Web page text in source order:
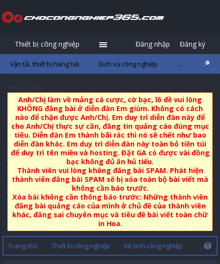
Anh/Chị làm về mảng cá cược, cờ bạc, lô đề vui lòng
KHÔNG đăng bài ở diễn đàn Em giùm. Không có cách
nào để chặn được Anh/Chị. Em duy trì diễn đàn này để
cho Anh/Chị thực sự cần, đăng tin quảng cáo đúng mục
tiêu. Diễn đàn Em thành bãi rác thì nó sẽ chết như bao
diễn đàn khác. Em duy trì diễn đàn này toàn bỏ tiền túi
để duy trì tên miền và hosting. Đặt GA có được vài đồng
bạc không đủ ăn hủ tiếu.
Thành viên vui lòng không đăng bài SPAM. Phát hiện
thành viên đăng bài SPAM sẽ bị xóa toàn bộ bài viết mà
không cần báo trước.
Xóa bài không cần thông báo trước: Những thành viên
đăng bài quảng cáo của mình ở chủ đề của thành viên
khác, đăng sai chuyên mục và tiêu đề bài viết toàn chữ
in Hoa.
Trang chủ Thiết bị công nghiệp Vệ sinh công nghiệp
Thiết bị công nghiệp
Vận tải, thiết bị hàng hải Dịch vụ công nghiệp ...
Đăng nhập Đăng ký